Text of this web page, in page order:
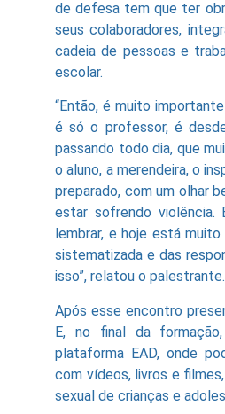
de defesa tem que ter
seus colaboradores,
cadeia de pessoas e
escolar.
“Então, é muito
é só o professor, é
passando todo dia, que
o aluno, a merendeira, o
preparado, com um olhar
estar sofrendo
lembrar, e hoje está
sistematizada e das
isso”, relatou o palestrante.
Após esse encontro
E, no final da
plataforma EAD, onde
com vídeos, livros e
sexual de crianças e